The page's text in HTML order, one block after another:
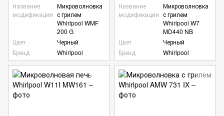
Название
модификации
Микроволновка
с грилем
Whirlpool WMF
200 G
Цвет
Черный
Бренд
Whirlpool
Название
модификации
Микроволновка
с грилем
Whirlpool W7
MD440 NB
Цвет
Черный
Бренд
Whirlpool